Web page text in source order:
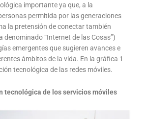
importante ya que, a la
permitida por las generaciones
la pretensión de conectar también
denominado “Internet de las Cosas”)
emergentes que sugieren avances e
ámbitos de la vida. En la gráfica 1
tecnológica de las redes móviles.
tecnológica de los servicios móviles